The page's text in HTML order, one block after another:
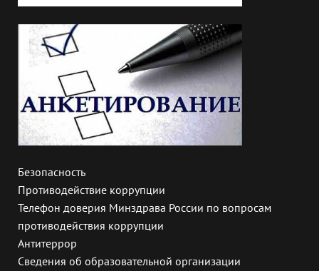
Безопасность
Противодействие коррупции
Телефон доверия Минздрава России по вопросам
противодействия коррупции
Антитеррор
Сведения об образовательной организации